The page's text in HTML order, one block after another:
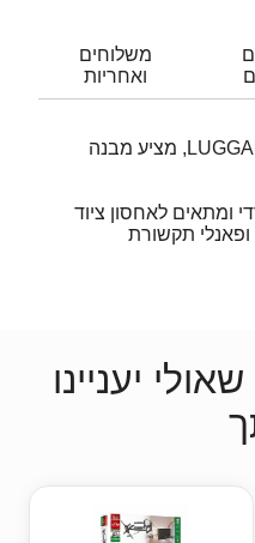
משלוחים
ואחריות
ארון תקשורת איכותי מבית LUGGAR, מציע מבנה
ומתאים לאחסון ציוד
תקשורת
יעניינו